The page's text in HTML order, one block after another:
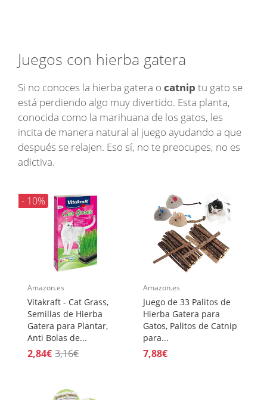
Juegos con hierba gatera
Si no conoces la hierba gatera o catnip tu gato se
está perdiendo algo muy divertido. Esta planta,
conocida como la marihuana de los gatos, les
incita de manera natural al juego ayudando a que
después se relajen. Eso sí, no te preocupes, no es
adictiva.
- 10%
Amazon.es
Vitakraft - Cat Grass,
Semillas de Hierba
Gatera para Plantar,
Anti Bolas de...
2,84€ 3,16€
Amazon.es
Juego de 33 Palitos de
Hierba Gatera para
Gatos, Palitos de Catnip
para...
7,88€